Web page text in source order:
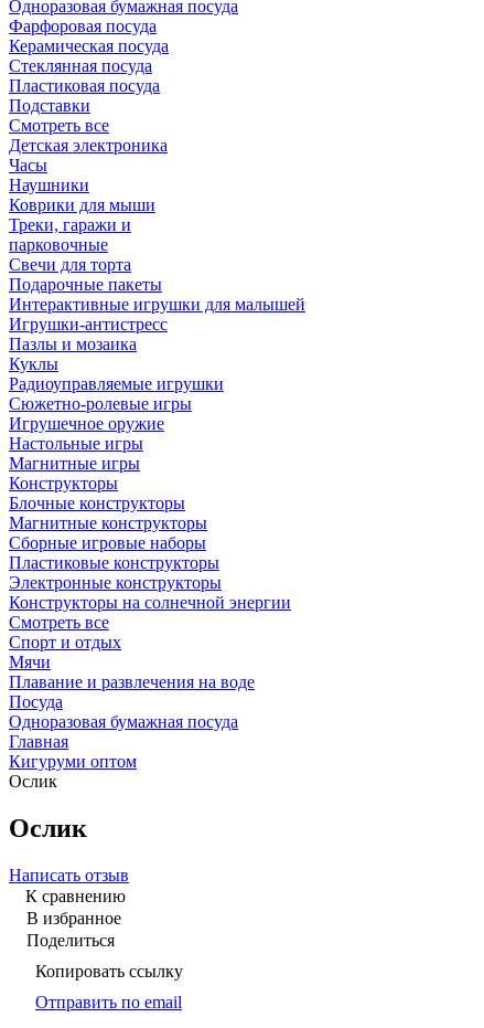
Одноразовая бумажная посуда
Фарфоровая посуда
Керамическая посуда
Стеклянная посуда
Пластиковая посуда
Подставки
Смотреть все
Детская электроника
Часы
Наушники
Коврики для мыши
Треки, гаражи и
парковочные
Свечи для торта
Подарочные пакеты
Интерактивные игрушки для малышей
Игрушки-антистресс
Пазлы и мозаика
Куклы
Радиоуправляемые игрушки
Сюжетно-ролевые игры
Игрушечное оружие
Настольные игры
Магнитные игры
Конструкторы
Блочные конструкторы
Магнитные конструкторы
Сборные игровые наборы
Пластиковые конструкторы
Электронные конструкторы
Конструкторы на солнечной энергии
Смотреть все
Спорт и отдых
Мячи
Плавание и развлечения на воде
Посуда
Одноразовая бумажная посуда
Главная
Кигуруми оптом
Ослик
Ослик
Написать отзыв
К сравнению
В избранное
Поделиться
Копировать ссылку
Отправить по email